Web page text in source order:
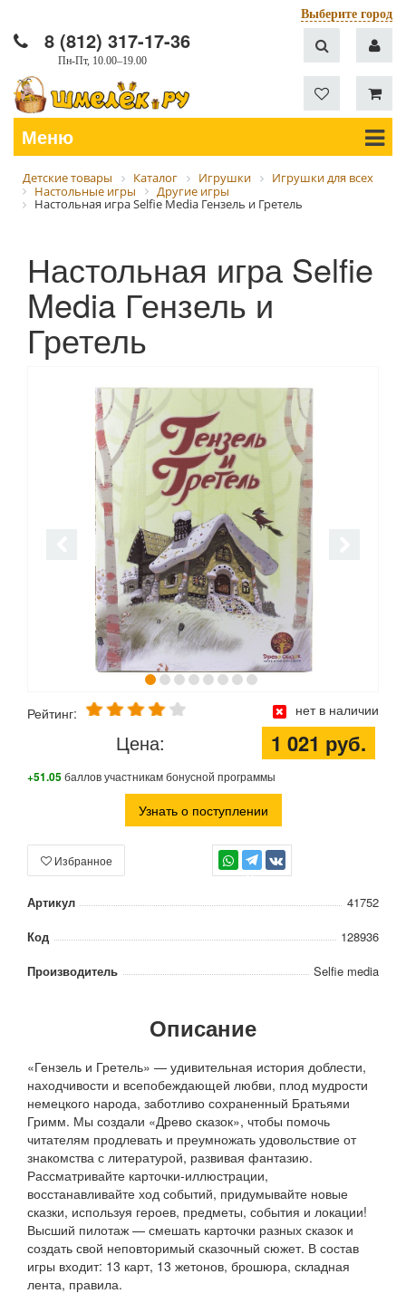
Выберите город
8 (812) 317-17-36
Пн-Пт, 10.00–19.00
Меню
Детские товары Каталог Игрушки
Игрушки для всех
Настольные игры
Другие игры
Настольная игра Selfie Media Гензель и Гретель
Настольная игра Selfie
Media Гензель и
Гретель
Рейтинг: нет в наличии
Цена: 1 021 руб.
+51.05баллов участникам бонусной программы
Узнать о поступлении
TG
Избранное
Артикул
41752
Код
128936
Производитель
Selfie media
Описание
«Гензель и Гретель» — удивительная история доблести,
находчивости и всепобеждающей любви, плод мудрости
немецкого народа, заботливо сохраненный Братьями
Гримм. Мы создали «Древо сказок», чтобы помочь
читателям продлевать и преумножать удовольствие от
знакомства с литературой, развивая фантазию.
Рассматривайте карточки-иллюстрации,
восстанавливайте ход событий, придумывайте новые
сказки, используя героев, предметы, события и локации!
Высший пилотаж — смешать карточки разных сказок и
создать свой неповторимый сказочный сюжет. В состав
игры входит: 13 карт, 13 жетонов, брошюра, складная
лента, правила.